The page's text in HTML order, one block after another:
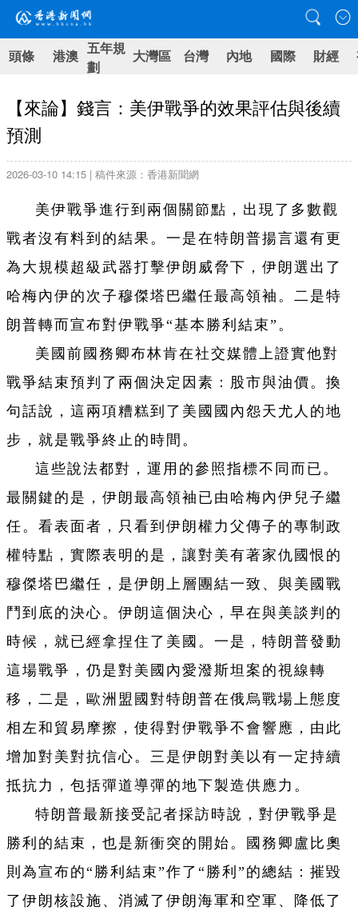
頭條 港澳 五年規
劃
大灣區 台灣 內地 國際 財經
【來論】錢言：美伊戰爭的效果評估與後續
預測
2026-03-10 14:15 | 稿件來源：香港新聞網
美伊戰爭進行到兩個關節點，出現了多數觀
戰者沒有料到的結果。一是在特朗普揚言還有更
為大規模超級武器打擊伊朗威脅下，伊朗選出了
哈梅內伊的次子穆傑塔巴繼任最高領袖。二是特
朗普轉而宣布對伊戰爭“基本勝利結束”。
美國前國務卿布林肯在社交媒體上證實他對
戰爭結束預判了兩個決定因素：股市與油價。換
句話說，這兩項糟糕到了美國國內怨天尤人的地
步，就是戰爭終止的時間。
這些說法都對，運用的參照指標不同而已。
最關鍵的是，伊朗最高領袖已由哈梅內伊兒子繼
任。看表面者，只看到伊朗權力父傳子的專制政
權特點，實際表明的是，讓對美有著家仇國恨的
穆傑塔巴繼任，是伊朗上層團結一致、與美國戰
鬥到底的決心。伊朗這個決心，早在與美談判的
時候，就已經拿捏住了美國。一是，特朗普發動
這場戰爭，仍是對美國內愛潑斯坦案的視線轉
移，二是，歐洲盟國對特朗普在俄烏戰場上態度
相左和貿易摩擦，使得對伊戰爭不會響應，由此
增加對美對抗信心。三是伊朗對美以有一定持續
抵抗力，包括彈道導彈的地下製造供應力。
特朗普最新接受記者採訪時說，對伊戰爭是
勝利的結束，也是新衝突的開始。國務卿盧比奧
則為宣布的“勝利結束”作了“勝利”的總結：摧毀
了伊朗核設施、消滅了伊朗海軍和空軍、降低了